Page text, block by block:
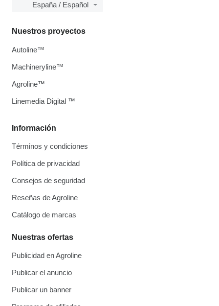
España / Español
Información
Términos y condiciones
Política de privacidad
Consejos de seguridad
Reseñas de Agroline
Catálogo de marcas
Nuestras ofertas
Publicidad en Agroline
Publicar el anuncio
Publicar un banner
Nuestros proyectos
Autoline™
Machineryline™
Agroline™
Linemedia Digital ™